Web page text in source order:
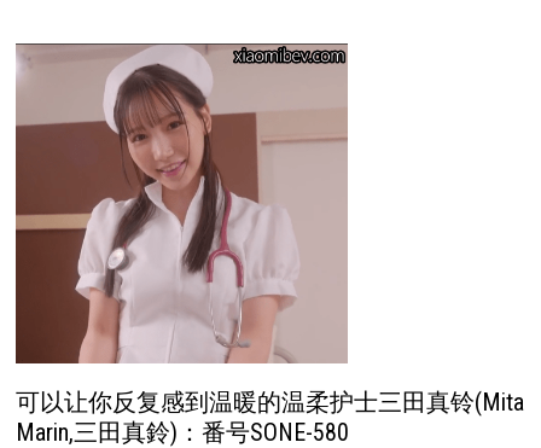
可以让你反复感到温暖的温柔护士三田真铃(Mita
Marin,三田真鈴)：番号SONE-580